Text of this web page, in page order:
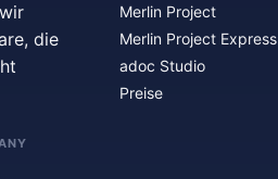
die
Merlin Project
Merlin Project Express
adoc Studio
Preise